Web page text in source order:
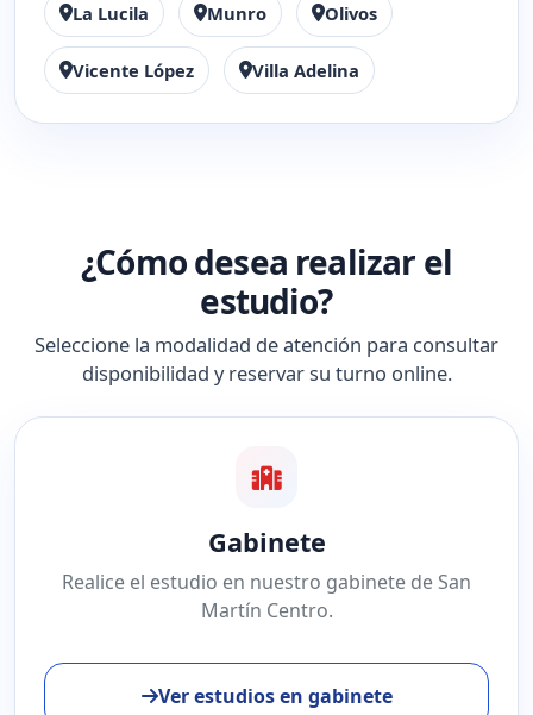
La Lucila Munro Olivos
Vicente López Villa Adelina
¿Cómo desea realizar el
estudio?
Seleccione la modalidad de atención para consultar
disponibilidad y reservar su turno online.
Gabinete
Realice el estudio en nuestro gabinete de San
Martín Centro.
Ver estudios en gabinete